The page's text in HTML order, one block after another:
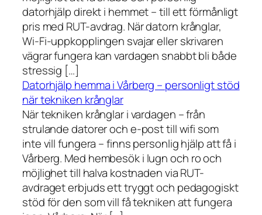
datorhjälp direkt i hemmet – till ett förmånligt
pris med RUT-avdrag. När datorn krånglar,
Wi-Fi-uppkopplingen svajar eller skrivaren
vägrar fungera kan vardagen snabbt bli både
stressig […]
Datorhjälp hemma i Vårberg – personligt stöd
när tekniken krånglar
När tekniken krånglar i vardagen – från
strulande datorer och e-post till wifi som
inte vill fungera – finns personlig hjälp att få i
Vårberg. Med hembesök i lugn och ro och
möjlighet till halva kostnaden via RUT-
avdraget erbjuds ett tryggt och pedagogiskt
stöd för den som vill få tekniken att fungera